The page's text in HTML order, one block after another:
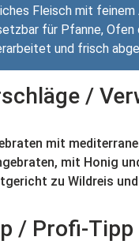
Fleisch mit feinem
für Pfanne, Ofen
und frisch
/
mit
mit Honig
zu Wildreis
/ Profi-Tipp